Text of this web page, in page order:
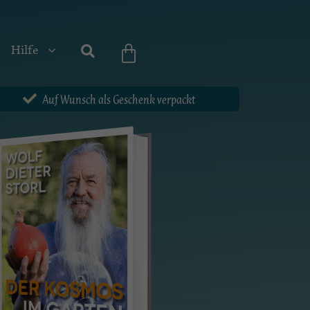
Hilfe
Auf Wunsch als Geschenk verpackt